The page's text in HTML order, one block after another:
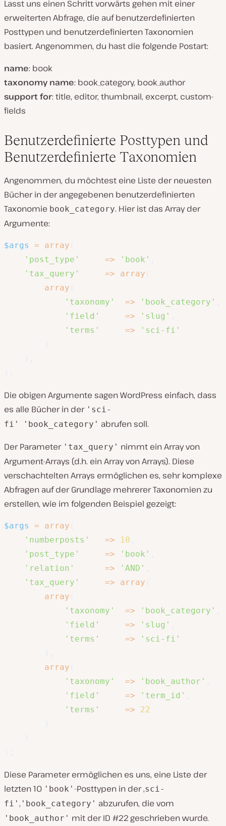
Lasst uns einen Schritt vorwärts gehen mit einer
erweiterten Abfrage, die auf benutzerdefinierten
Posttypen und benutzerdefinierten Taxonomien
basiert. Angenommen, du hast die folgende Postart:
name: book
taxonomy name: book_category, book_author
support for: title, editor, thumbnail, excerpt, custom-
fields
Benutzerdefinierte Posttypen und
Benutzerdefinierte Taxonomien
Angenommen, du möchtest eine Liste der neuesten
Bücher in der angegebenen benutzerdefinierten
Taxonomie book_category. Hier ist das Array der
Argumente:
$args = array
'post_type'
=> 'book'
'tax_query'
=> array
array
'taxonomy'
=> 'book_category'
'field'
=> 'slug'
'terms'
=>
'sci-fi'
Die obigen Argumente sagen WordPress einfach, dass
es alle Bücher in der 'sci-
fi'
'book_category' abrufen soll.
Der Parameter 'tax_query' nimmt ein Array von
Argument-Arrays (d.h. ein Array von Arrays). Diese
verschachtelten Arrays ermöglichen es, sehr komplexe
Abfragen auf der Grundlage mehrerer Taxonomien zu
erstellen, wie im folgenden Beispiel gezeigt:
$args = array
'numberposts'
=> 10
'post_type'
=> 'book'
'relation'
=> 'AND'
'tax_query'
=> array
array
'taxonomy'
=> 'book_category'
'field'
=> 'slug'
'terms'
=>
'sci-fi'
array
'taxonomy'
=> 'book_author'
'field'
=> 'term_id'
'terms'
=>
22
Diese Parameter ermöglichen es uns, eine Liste der
letzten 10 'book' -Posttypen in der ‚sci-
fi' , 'book_category' abzurufen, die vom
'book_author' mit der ID #22 geschrieben wurde.